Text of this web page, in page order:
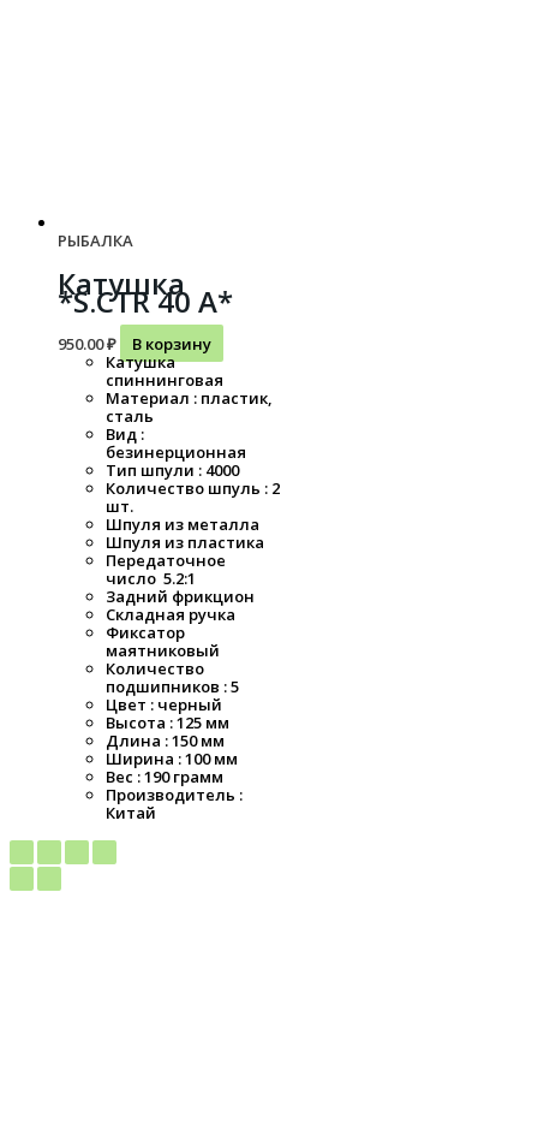
РЫБАЛКА
Катушка
*S.CTR 40 A*
950.00₽
В корзину
Катушка
спиннинговая
Материал : пластик,
сталь
Вид :
безинерционная
Тип шпули : 4000
Количество шпуль : 2
шт.
Шпуля из металла
Шпуля из пластика
Передаточное
число 5.2:1
Задний фрикцион
Складная ручка
Фиксатор
маятниковый
Количество
подшипников : 5
Цвет : черный
Высота : 125 мм
Длина : 150 мм
Ширина : 100 мм
Вес : 190 грамм
Производитель :
Китай